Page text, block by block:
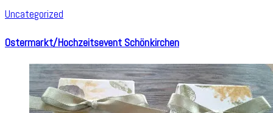
Uncategorized
Ostermarkt/Hochzeitsevent Schönkirchen